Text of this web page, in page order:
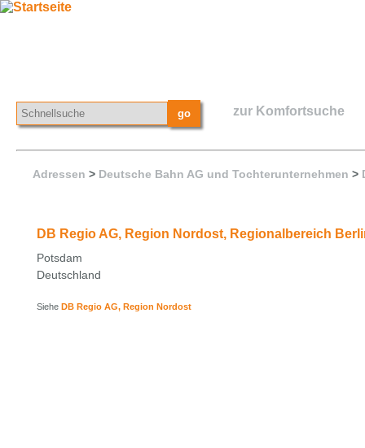
zur Komfortsuche
Adressen > Deutsche Bahn AG und Tochterunternehmen >
DB Regio AG, Region Nordost, Regionalbereich
Potsdam
Deutschland
Siehe DB Regio AG, Region Nordost